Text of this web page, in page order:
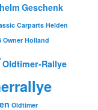
Geschenk
Carparts Helden
Owner Holland
Oldtimer-Rallye
Oldtimer